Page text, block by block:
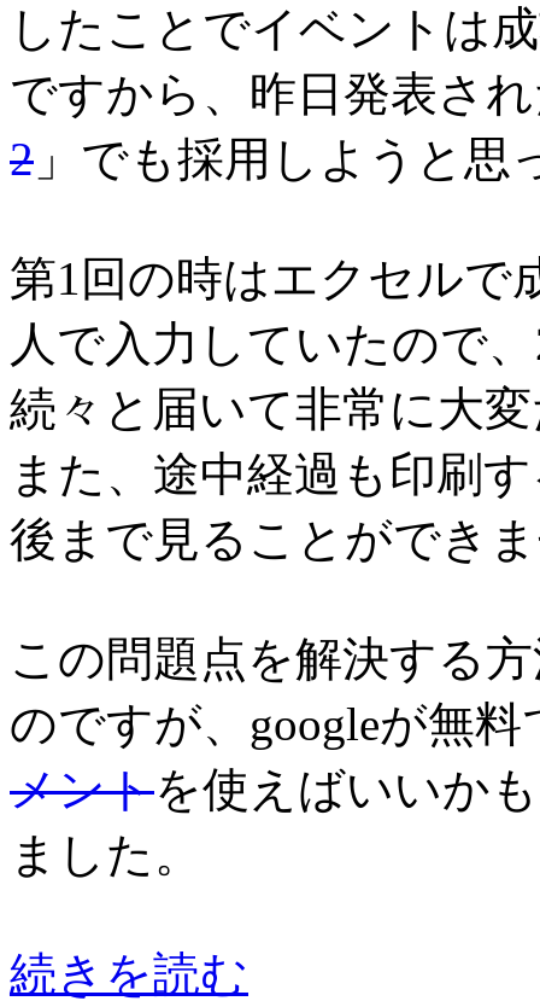
したことでイベントは
ですから、昨日発表さ
2 」でも採用しようと思
第1回の時はエクセルで
人で入力していたので
続々と届いて非常に大
また、途中経過も印刷
後まで見ることができ
この問題点を解決する
のですが、googleが無
メントを使えばいいか
ました。
続きを読む